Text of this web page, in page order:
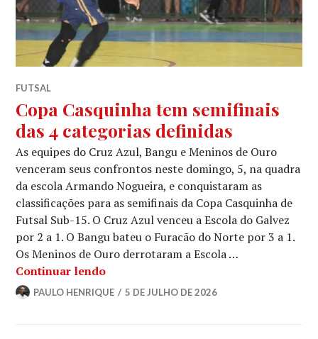
FUTSAL
Copa Casquinha tem semifinais
das 4 categorias definidas
As equipes do Cruz Azul, Bangu e Meninos de Ouro
venceram seus confrontos neste domingo, 5, na quadra
da escola Armando Nogueira, e conquistaram as
classificações para as semifinais da Copa Casquinha de
Futsal Sub-15. O Cruz Azul venceu a Escola do Galvez
por 2 a 1. O Bangu bateu o Furacão do Norte por 3 a 1.
Os Meninos de Ouro derrotaram a Escola …
Continuar lendo
PAULO HENRIQUE 5 DE JULHO DE 2026